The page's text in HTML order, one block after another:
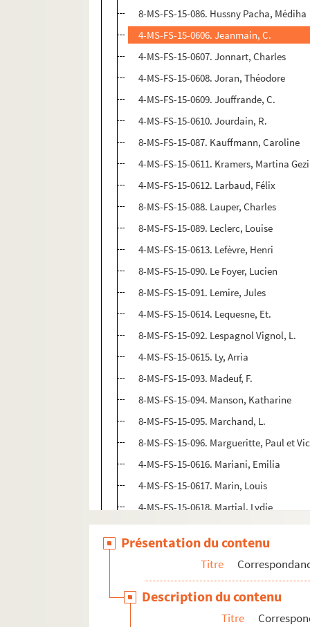
8-MS-FS-15-086. Hussny Pacha, Médiha
4-MS-FS-15-0606. Jeanmain, C.
4-MS-FS-15-0607. Jonnart, Charles
4-MS-FS-15-0608. Joran, Théodore
4-MS-FS-15-0609. Jouffrande, C.
4-MS-FS-15-0610. Jourdain, R.
8-MS-FS-15-087. Kauffmann, Caroline
4-MS-FS-15-0611. Kramers, Martina
4-MS-FS-15-0612. Larbaud, Félix
8-MS-FS-15-088. Lauper, Charles
8-MS-FS-15-089. Leclerc, Louise
4-MS-FS-15-0613. Lefèvre, Henri
8-MS-FS-15-090. Le Foyer, Lucien
8-MS-FS-15-091. Lemire, Jules
4-MS-FS-15-0614. Lequesne, Et.
8-MS-FS-15-092. Lespagnol Vignol, L.
4-MS-FS-15-0615. Ly, Arria
8-MS-FS-15-093. Madeuf, F.
8-MS-FS-15-094. Manson, Katharine
8-MS-FS-15-095. Marchand, L.
8-MS-FS-15-096. Margueritte, Paul et
4-MS-FS-15-0616. Mariani, Emilia
4-MS-FS-15-0617. Marin, Louis
4-MS-FS-15-0618. Martial, Lydie
4-MS-FS-15-0619. Martin, Maria
4-MS-FS-15-0620. Meckenstock
4-MS-FS-15-0621. Mermeix
4-MS-FS-15-0622. Meuron, Alfred de
4-MS-FS-15-0623. Millerand, Alexandre
Présentation du contenu
Titre
Description du contenu
Titre